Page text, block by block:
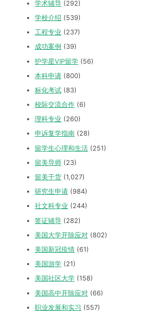
学术辅导 (292)
学校介绍 (539)
工程专业 (237)
成功案例 (39)
护学星VIP留学 (56)
本科申请 (800)
标化考试 (83)
校际交流合作 (6)
理科专业 (260)
申诉复学指南 (28)
留学生心理和生活 (251)
留美导师 (23)
留美干货 (1,027)
研究生申请 (984)
社文科专业 (244)
签证辅导 (282)
美国大学开除应对 (802)
美国新冠疫情 (61)
美国游学 (21)
美国社区大学 (158)
美国高中开除应对 (66)
职业发展和实习 (557)